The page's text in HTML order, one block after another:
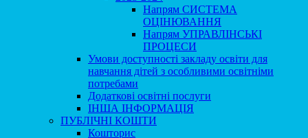
Напрям СИСТЕМА
ОЦІНЮВАННЯ
Напрям УПРАВЛІНСЬКІ
ПРОЦЕСИ
Умови доступності закладу освіти для
навчання дітей з особливими освітніми
потребами
Додаткові освітні послуги
ІНША ІНФОРМАЦІЯ
ПУБЛІЧНІ КОШТИ
Кошторис